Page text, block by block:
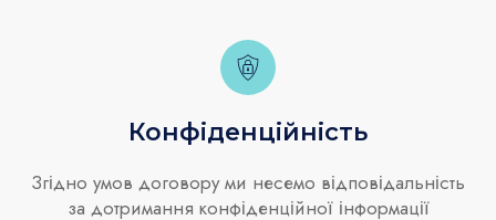
Конфіденційність
Згідно умов договору ми несемо відповідальність
за дотримання конфіденційної інформації